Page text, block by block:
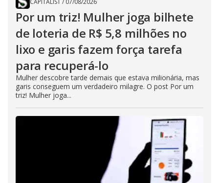
Por um triz! Mulher joga bilhete
de loteria de R$ 5,8 milhões no
lixo e garis fazem força tarefa
para recuperá-lo
Mulher descobre tarde demais que estava milionária, mas
garis conseguem um verdadeiro milagre. O post Por um
triz! Mulher joga...